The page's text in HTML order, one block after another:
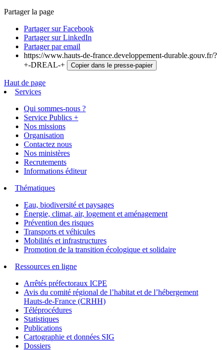
Partager la page
Partager sur Facebook
Partager sur LinkedIn
Partager par email
https://www.hauts-de-france.developpement-durable.gouv.fr/?
+-DREAL-+
Copier dans le presse-papier
Haut de page
Services
Qui sommes-nous ?
Service Publics +
Nos missions
Organisation
Contactez nous
Nos ministères
Recrutements
Informations éditeur
Thématiques
Eau, biodiversité et paysages
Énergie, climat, air, logement et aménagement
Prévention des risques
Transports et véhicules
Mobilités et infrastructures
Promotion de la transition écologique et solidaire
Ressources en ligne
Arrêtés préfectoraux ICPE
Avis du comité régional de l’habitat et de l’hébergement
Hauts-de-France (CRHH)
Téléprocédures
Statistiques
Publications
Cartographie et données SIG
Dossiers